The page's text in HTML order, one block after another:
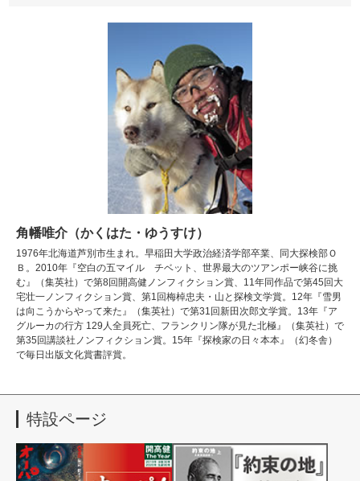
角幡唯介（かくはた・ゆうすけ）
1976年北海道芦別市生まれ。早稲田大学政治経済学部卒業、同大探検部Ｏ
Ｂ。2010年『空白の五マイル チベット、世界最大のツアンポー峡谷に挑
む』（集英社）で第8回開高健ノンフィクション賞、11年同作品で第45回大
宅壮一ノンフィクション賞、第1回梅棹忠夫・山と探検文学賞。12年『雪男
は向こうからやって来た』（集英社）で第31回新田次郎文学賞。13年『ア
グルーカの行方 129人全員死亡、フランクリン隊が見た北極』（集英社）で
第35回講談社ノンフィクション賞。15年『探検家の日々本本』（幻冬舎）
で毎日出版文化賞書評賞。
特設ページ